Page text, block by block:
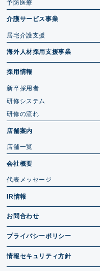
予防医療
介護サービス事業
居宅介護支援
海外人材採用支援事業
採用情報
新卒採用者
研修システム
研修の流れ
店舗案内
店舗一覧
会社概要
代表メッセージ
IR情報
お問合わせ
プライバシーポリシー
情報セキュリティ方針